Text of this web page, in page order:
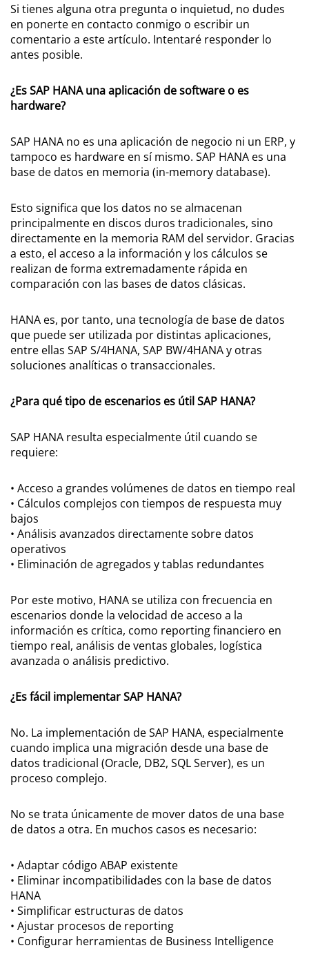
Si tienes alguna otra pregunta o inquietud, no dudes
en ponerte en contacto conmigo o escribir un
comentario a este artículo. Intentaré responder lo
antes posible.
¿Es SAP HANA una aplicación de software o es
hardware?
SAP HANA no es una aplicación de negocio ni un ERP, y
tampoco es hardware en sí mismo. SAP HANA es una
base de datos en memoria (in-memory database).
Esto significa que los datos no se almacenan
principalmente en discos duros tradicionales, sino
directamente en la memoria RAM del servidor. Gracias
a esto, el acceso a la información y los cálculos se
realizan de forma extremadamente rápida en
comparación con las bases de datos clásicas.
HANA es, por tanto, una tecnología de base de datos
que puede ser utilizada por distintas aplicaciones,
entre ellas SAP S/4HANA, SAP BW/4HANA y otras
soluciones analíticas o transaccionales.
¿Para qué tipo de escenarios es útil SAP HANA?
SAP HANA resulta especialmente útil cuando se
requiere:
• Acceso a grandes volúmenes de datos en tiempo real
• Cálculos complejos con tiempos de respuesta muy
bajos
• Análisis avanzados directamente sobre datos
operativos
• Eliminación de agregados y tablas redundantes
Por este motivo, HANA se utiliza con frecuencia en
escenarios donde la velocidad de acceso a la
información es crítica, como reporting financiero en
tiempo real, análisis de ventas globales, logística
avanzada o análisis predictivo.
¿Es fácil implementar SAP HANA?
No. La implementación de SAP HANA, especialmente
cuando implica una migración desde una base de
datos tradicional (Oracle, DB2, SQL Server), es un
proceso complejo.
No se trata únicamente de mover datos de una base
de datos a otra. En muchos casos es necesario:
• Adaptar código ABAP existente
• Eliminar incompatibilidades con la base de datos
HANA
• Simplificar estructuras de datos
• Ajustar procesos de reporting
• Configurar herramientas de Business Intelligence